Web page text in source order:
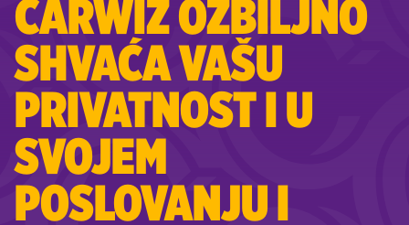
CARWIZ OZBILJNO
SHVAĆA VAŠU
PRIVATNOST I U
SVOJEM
POSLOVANJU I